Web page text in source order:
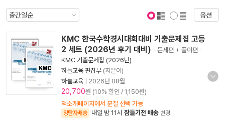
옵션
KMC 한국수학경시대회대비 기출문제집 고등
2 세트 (2026년 후기 대비) - 문제편 + 풀이편 -
KMC 기출문제집 (2026년)
하늘교육 편집부 (지은이)
하늘교육
2026년 08월
20,700원 (10% 할인 / 1,150원)
책소개페이지에서 분철 선택 가능
양탄자배송 내일 밤 11시 잠들기전 배송 변경